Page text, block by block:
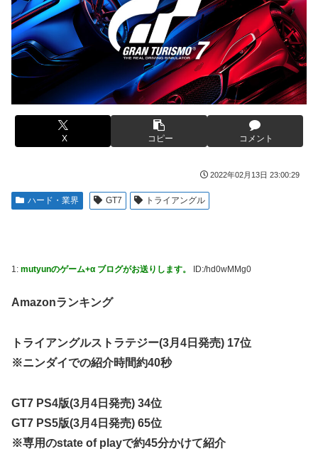
【画像】台湾とフランス、地震発生から6時間以内に設置し
た「避難所」がこちらｗｗｗｗ
【悲報】息子がみいちゃんのママ、限界を迎える「もう無
理。普通の家庭を築きたい。普通の子育てをしたい。」
【悲報】エアコン業者、正論「エアコンスプレーなんて使わ
ない方がいい」ﾄﾞﾝｯ！
【胸糞】Zクソガキ、おばあちゃんをいじめて炎上するｗｗ
ｗｗ
【艦これ】 なんか今回はE5は甲で当然みたいな流れあるよ
やる夫「催眠アプリを手に入れたんだけど……これ必要だっ
江別大学生暴行ﾀﾋ″主犯格″の川口侑斗被告に「無期懲役」の
ジャンポケ斎藤と代理人のやりとり、「地獄すぎて完全にコ
シャウエッセン公式、またこういうのでいい丼をポスト
もしも日本全土がRPG化したらを考えるスレ
の？
【悲報】元ジャンポケ斉藤の被害女性「事件で知名度を上げ
てバウムクーヘン売ったりTikTokライブしてて悔しさと怒
女性「レイプされました」検事「嘘では？」女性「傷ついた
ので訴えます」
【艦これ】イベントぼちぼち終わらせてる人増えてるけど、
終わったらみんな何してる？
【艦これ】デイス 他
【艦これ】けーかいじん 他
日本代表DF冨安健洋の英プレミア・クリスタルパレス加入
が正式決定 鎌田大地とチームメイトに
【画像】山ガールさん、山でラーメンを食べたらおじさんに
【GIF動画】宮城の可愛すぎるチアさん、甲子園で発見され
秋田県職員さん、会見をバスローブ＆喫煙スタイルで対応し
【衝撃】ジャンポケ斉藤の被害女性「バウムクーヘン売った
りTikTokライブしててムカついたから示談しなかった」←
海外「全部日本の真似だったのか…」 日本の普通のテレビ
番組が最新SNSの数十年先を行っていたと話題に
【悲報】ロシア、じわじわと逝き始める
X コピー コメント
2022年02月13日 23:00:29
ハード・業界 GT7 トライアングル
1: mutyunのゲーム+α ブログがお送りします。 ID:/hd0wMMg0
Amazonランキング
トライアングルストラテジー(3月4日発売) 17位
※ニンダイでの紹介時間約40秒
GT7 PS4版(3月4日発売) 34位
GT7 PS5版(3月4日発売) 65位
※専用のstate of playで約45分かけて紹介